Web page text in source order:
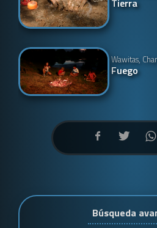
Tierra
Wawitas,
Fuego
Búsqueda